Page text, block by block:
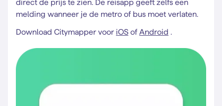
direct de prijs te zien. De reisapp geeft zelfs een
melding wanneer je de metro of bus moet verlaten.
Download Citymapper voor iOS of Android .